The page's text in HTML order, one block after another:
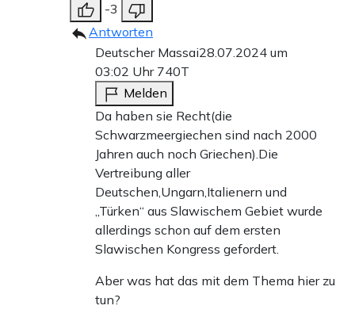
-3
Antworten
Deutscher Massai28.07.2024 um
03:02 Uhr 740T
Melden
Da haben sie Recht(die
Schwarzmeergiechen sind nach 2000
Jahren auch noch Griechen).Die
Vertreibung aller
Deutschen,Ungarn,Italienern und
„Türken“ aus Slawischem Gebiet wurde
allerdings schon auf dem ersten
Slawischen Kongress gefordert.
Aber was hat das mit dem Thema hier zu
tun?